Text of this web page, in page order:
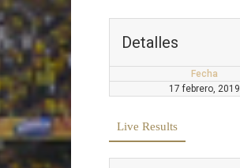
Detalles
Fecha
17 febrero, 2019
Live Results